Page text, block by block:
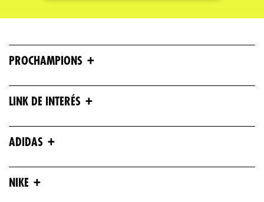
PROCHAMPIONS +
LINK DE INTERÉS +
ADIDAS +
NIKE +